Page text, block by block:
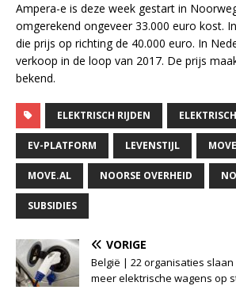
Ampera-e is deze week gestart in
omgerekend ongeveer 33.000 euro kost.
die prijs op richting de 40.000 euro. In
verkoop in de loop van 2017. De prijs
bekend.
ELEKTRISCH RIJDEN
EV-PLATFORM LEVENSTIJL
MOVE.AL NOORSE OVERHEID
SUBSIDIES
VORIGE
België | 22 organisaties
meer elektrische wagens op